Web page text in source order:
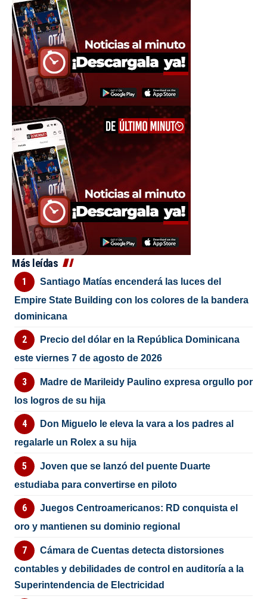
Más leídas
Santiago Matías encenderá las luces del
Empire State Building con los colores de la bandera
dominicana
Precio del dólar en la República Dominicana
este viernes 7 de agosto de 2026
Madre de Marileidy Paulino expresa orgullo por
los logros de su hija
Don Miguelo le eleva la vara a los padres al
regalarle un Rolex a su hija
Joven que se lanzó del puente Duarte
estudiaba para convertirse en piloto
Juegos Centroamericanos: RD conquista el
oro y mantienen su dominio regional
Cámara de Cuentas detecta distorsiones
contables y debilidades de control en auditoría a la
Superintendencia de Electricidad